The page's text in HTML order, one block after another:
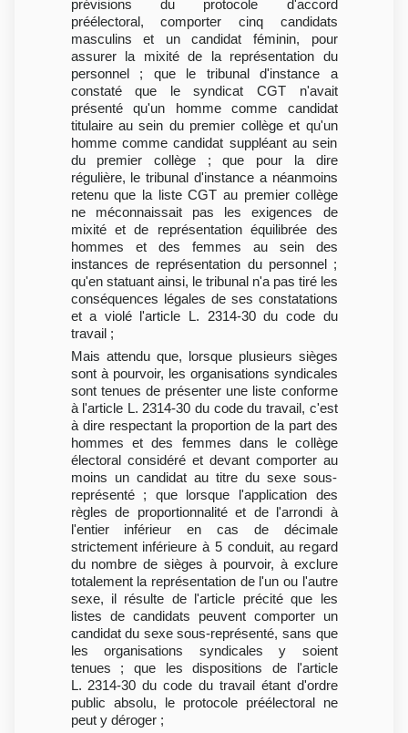
prévisions du protocole d'accord
préélectoral, comporter cinq candidats
masculins et un candidat féminin, pour
assurer la mixité de la représentation du
personnel ; que le tribunal d'instance a
constaté que le syndicat CGT n'avait
présenté qu'un homme comme candidat
titulaire au sein du premier collège et qu'un
homme comme candidat suppléant au sein
du premier collège ; que pour la dire
régulière, le tribunal d'instance a néanmoins
retenu que la liste CGT au premier collège
ne méconnaissait pas les exigences de
mixité et de représentation équilibrée des
hommes et des femmes au sein des
instances de représentation du personnel ;
qu'en statuant ainsi, le tribunal n'a pas tiré les
conséquences légales de ses constatations
et a violé l'article L. 2314-30 du code du
travail ;
Mais attendu que, lorsque plusieurs sièges
sont à pourvoir, les organisations syndicales
sont tenues de présenter une liste conforme
à l'article L. 2314-30 du code du travail, c'est
à dire respectant la proportion de la part des
hommes et des femmes dans le collège
électoral considéré et devant comporter au
moins un candidat au titre du sexe sous-
représenté ; que lorsque l'application des
règles de proportionnalité et de l'arrondi à
l'entier inférieur en cas de décimale
strictement inférieure à 5 conduit, au regard
du nombre de sièges à pourvoir, à exclure
totalement la représentation de l'un ou l'autre
sexe, il résulte de l'article précité que les
listes de candidats peuvent comporter un
candidat du sexe sous-représenté, sans que
les organisations syndicales y soient
tenues ; que les dispositions de l'article
L. 2314-30 du code du travail étant d'ordre
public absolu, le protocole préélectoral ne
peut y déroger ;